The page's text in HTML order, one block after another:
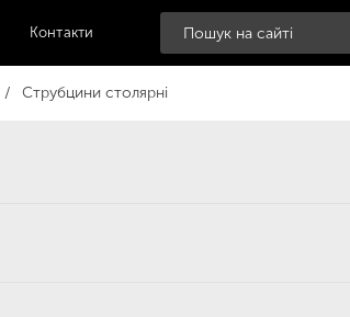
Контакти
Струбцини столярні